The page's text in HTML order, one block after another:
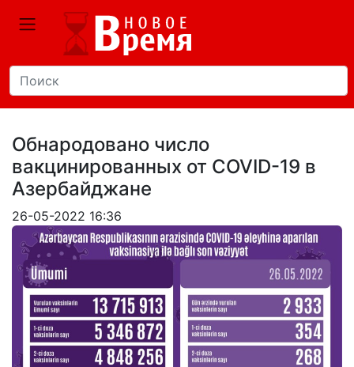
Обнародовано число
вакцинированных от COVID-19 в
Азербайджане
26-05-2022 16:36